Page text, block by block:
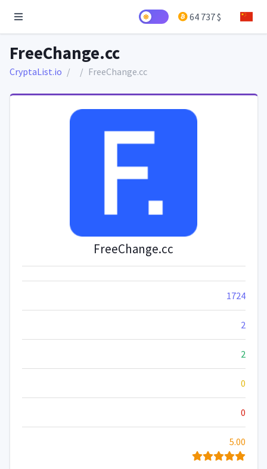
64 737 $
FreeChange.cc
CryptaList.io FreeChange.cc
FreeChange.cc
1724
2
2
0
0
5.00